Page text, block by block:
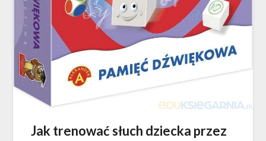
Jak trenować słuch dziecka przez